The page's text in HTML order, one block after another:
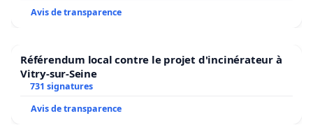
Avis de transparence
Référendum local contre le projet d'incinérateur à
Vitry-sur-Seine
731 signatures
Avis de transparence